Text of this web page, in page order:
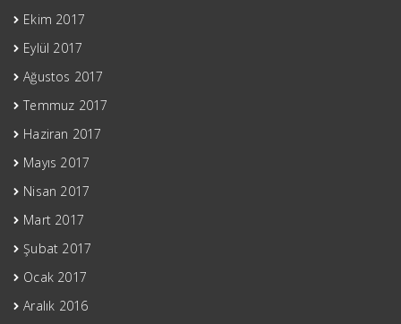
Ekim 2017
Eylül 2017
Ağustos 2017
Temmuz 2017
Haziran 2017
Mayıs 2017
Nisan 2017
Mart 2017
Şubat 2017
Ocak 2017
Aralık 2016